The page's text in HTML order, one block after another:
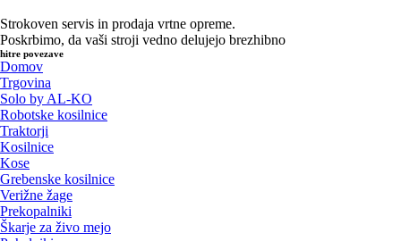
Strokoven servis in prodaja vrtne opreme.
Poskrbimo, da vaši stroji vedno delujejo brezhibno
hitre povezave
Domov
Trgovina
Solo by AL-KO
Robotske kosilnice
Traktorji
Kosilnice
Kose
Grebenske kosilnice
Verižne žage
Prekopalniki
Škarje za živo mejo